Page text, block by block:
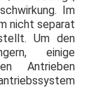
Im
nicht separat
Um den
einige
Antrieben